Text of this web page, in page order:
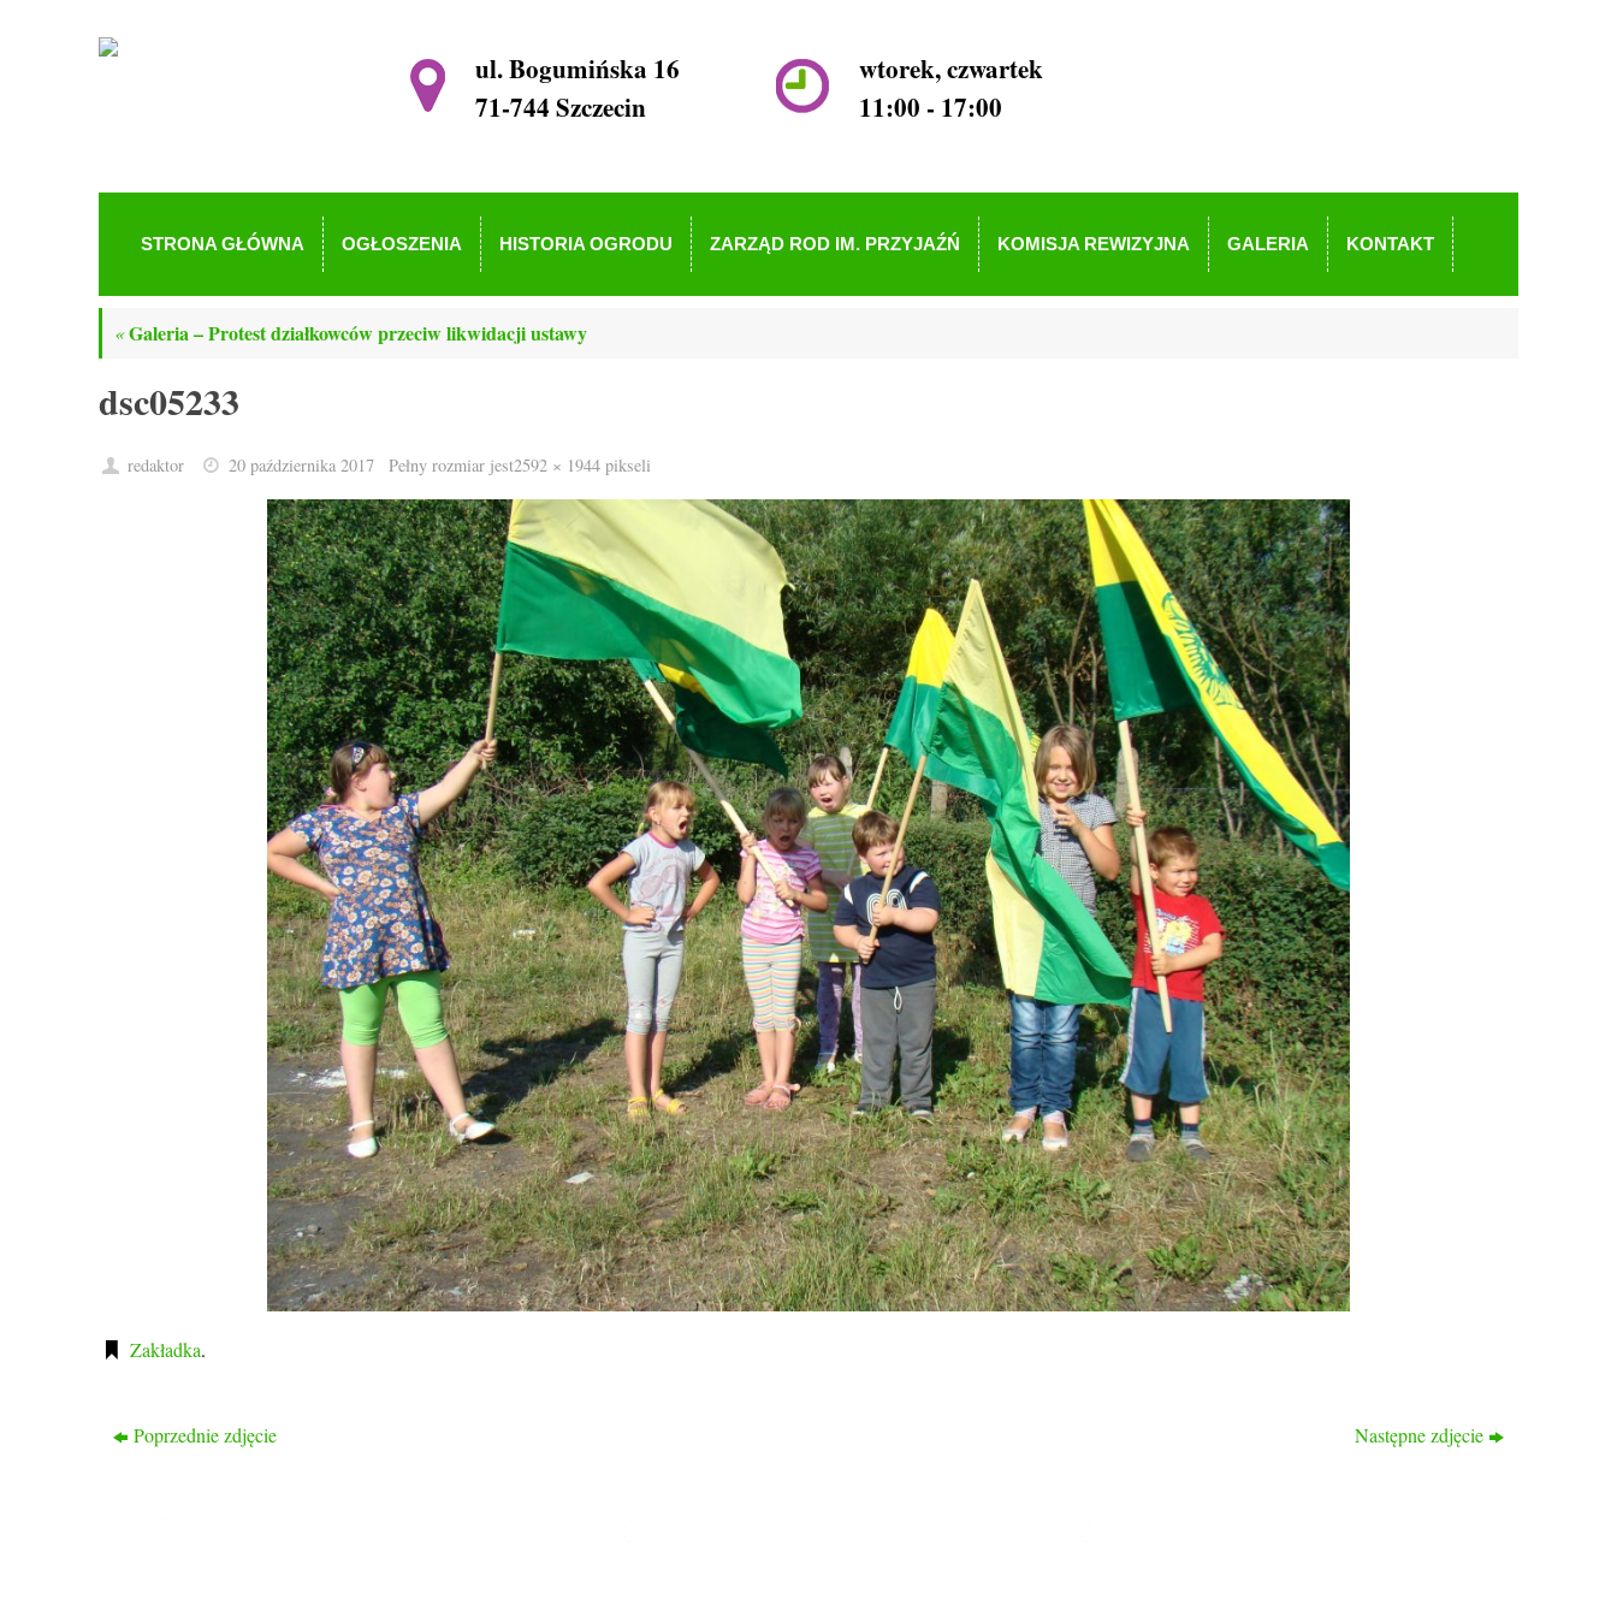
ul. Bogumińska 16
71-744 Szczecin
wtorek, czwartek
11:00 - 17:00
STRONA GŁÓWNA OGŁOSZENIA HISTORIA OGRODU ZARZĄD ROD IM. PRZYJAŹŃ KOMISJA REWIZYJNA GALERIA KONTAKT
«Galeria – Protest działkowców przeciw likwidacji ustawy
dsc05233
redaktor 20 października 2017 Pełny rozmiar jest2592 × 1944pikseli
Zakładka.
Poprzednie zdjęcie Następne zdjęcie